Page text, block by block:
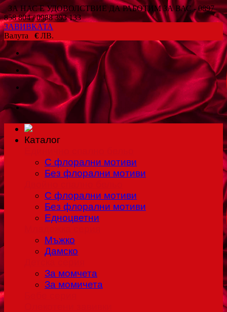
ЗА НАС Е УДОВОЛСТВИЕ ДА РАБОТИМ ЗА ВАС - 0897
858 804 / 0988 393 133
ЗАВИВКАТА
Валута € ЛВ.
Каталог
С флорални мотиви
Без флорални мотиви
С флорални мотиви
Без флорални мотиви
Едноцветни
Мъжко
Дамско
За момчета
За момичета